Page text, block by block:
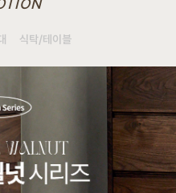
식탁/테이블